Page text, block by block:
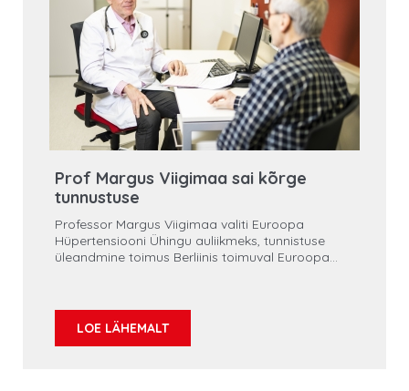
Prof Margus Viigimaa sai kõrge
tunnustuse
Professor Margus Viigimaa valiti Euroopa
Hüpertensiooni Ühingu auliikmeks, tunnistuse
üleandmine toimus Berliinis toimuval Euroopa
LOE LÄHEMALT